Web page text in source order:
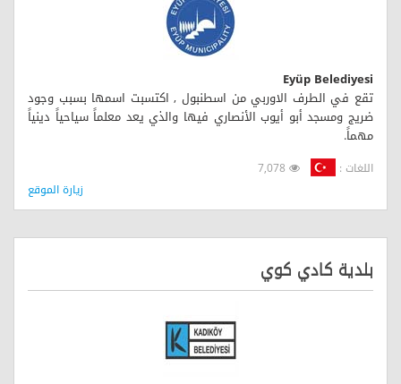
Eyüp Belediyesi
تقع في الطرف الاوربي من اسطنبول , اكتسبت اسمها بسبب وجود
ضريج ومسجد أبو أيوب الأنصاري فيها والذي يعد معلماً سياحياً دينياً
مهماً.
اللغات :
زيارة الموقع
بلدية كادي كوي